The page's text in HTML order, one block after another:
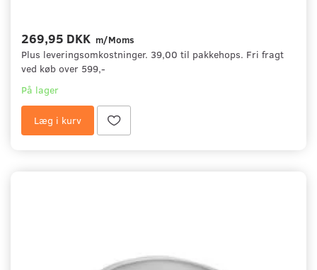
269,95 DKK m/Moms
Plus leveringsomkostninger. 39,00 til pakkehops. Fri fragt
ved køb over 599,-
På lager
Læg i kurv